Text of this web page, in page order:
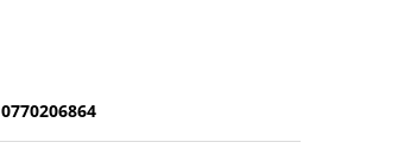
0770206864